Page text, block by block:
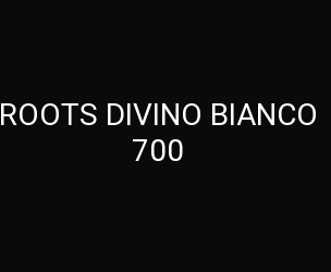
ROOTS DIVINO BIANCO
700